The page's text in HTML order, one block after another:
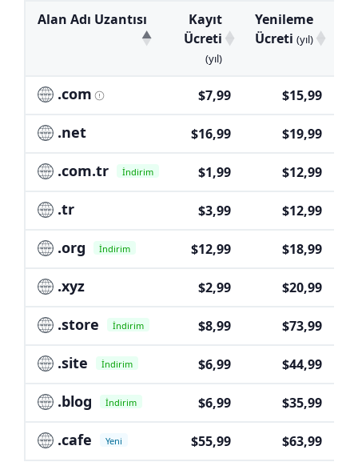
Alan Adı Uzantısı
Kayıt
Ücreti
(yıl)
Yenileme
Ücreti (yıl)
.com $7,99 $15,99
.net $16,99 $19,99
.com.tr İndirim $1,99 $12,99
.tr $3,99 $12,99
.org İndirim $12,99 $18,99
.xyz $2,99 $20,99
.store İndirim $8,99 $73,99
.site İndirim $6,99 $44,99
.blog İndirim $6,99 $35,99
.cafe Yeni $55,99 $63,99